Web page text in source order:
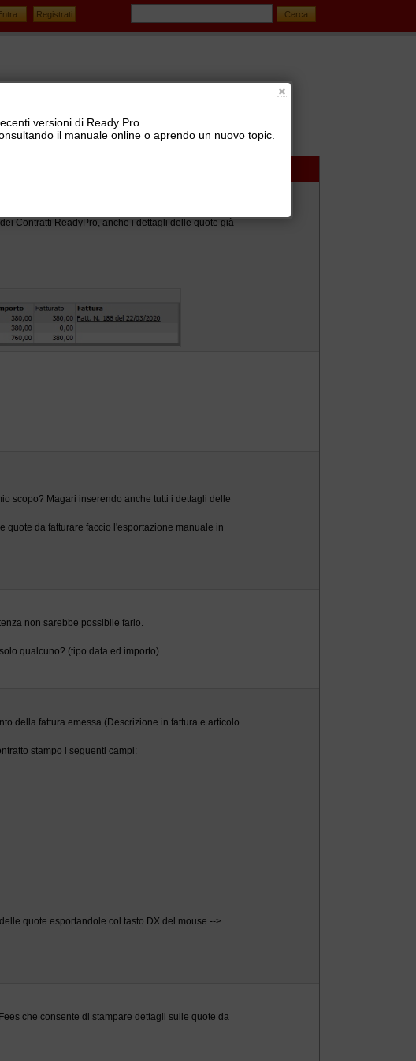
Contratti ReadyPro, anche i dettagli delle quote già
scopo? Magari inserendo anche tutti i dettagli delle
quote da fatturare faccio l'esportazione manuale in
non sarebbe possibile farlo.
qualcuno? (tipo data ed importo)
della fattura emessa (Descrizione in fattura e articolo
stampo i seguenti campi:
quote esportandole col tasto DX del mouse -->
che consente di stampare dettagli sulle quote da
versioni di Ready Pro.
il manuale online o aprendo un nuovo topic.